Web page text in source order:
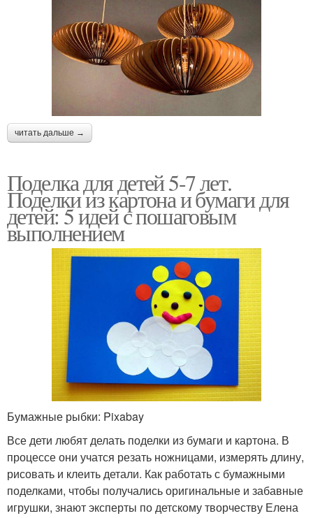
читать дальше →
Поделка для детей 5-7 лет.
Поделки из картона и бумаги для
детей: 5 идей с пошаговым
выполнением
Бумажные рыбки: Pixabay
Все дети любят делать поделки из бумаги и картона. В
процессе они учатся резать ножницами, измерять длину,
рисовать и клеить детали. Как работать с бумажными
поделками, чтобы получались оригинальные и забавные
игрушки, знают эксперты по детскому творчеству Елена